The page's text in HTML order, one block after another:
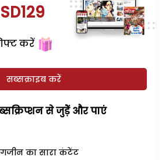
करें
सब्सक्राइब करें
से जुड़ेें और पाएं
का सारा कंटेंट